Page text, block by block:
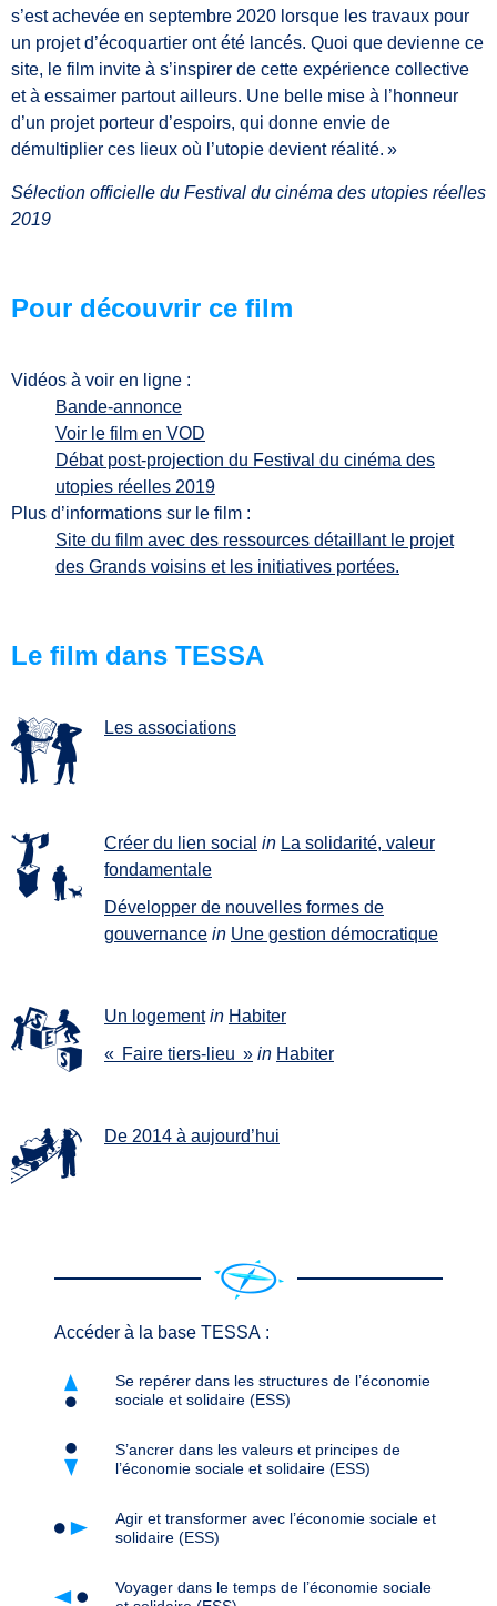
s’est achevée en septembre 2020 lorsque les travaux pour
un projet d’écoquartier ont été lancés. Quoi que devienne ce
site, le film invite à s’inspirer de cette expérience collective
et à essaimer partout ailleurs. Une belle mise à l’honneur
d’un projet porteur d’espoirs, qui donne envie de
démultiplier ces lieux où l’utopie devient réalité. »
Sélection officielle du Festival du cinéma des utopies réelles
2019
Pour découvrir ce film
Vidéos à voir en ligne :
Bande-annonce
Voir le film en VOD
Débat post-projection du Festival du cinéma des
utopies réelles 2019
Plus d’informations sur le film :
Site du film avec des ressources détaillant le projet
des Grands voisins et les initiatives portées.
Le film dans TESSA
Les associations
Créer du lien social in La solidarité, valeur
fondamentale
Développer de nouvelles formes de
gouvernance in Une gestion démocratique
Un logement in Habiter
« Faire tiers-lieu » in Habiter
De 2014 à aujourd’hui
Accéder à la base TESSA :
Se repérer dans les structures de l’économie
sociale et solidaire (ESS)
S’ancrer dans les valeurs et principes de
l’économie sociale et solidaire (ESS)
Agir et transformer avec l’économie sociale et
solidaire (ESS)
Voyager dans le temps de l’économie sociale